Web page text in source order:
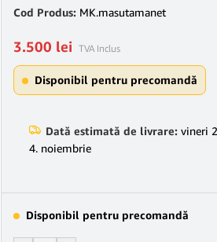
Cod Produs: MK.masutamanet
3.500 lei TVA Inclus
Disponibil pentru precomandă
Dată estimată de livrare: vineri
4. noiembrie
Disponibil pentru precomandă